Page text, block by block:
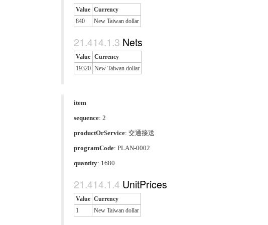
Value Currency
840
New Taiwan dollar
Nets
Value Currency
19320 New Taiwan dollar
item
sequence: 2
productOrService: 交通接送
programCode: PLAN-0002
quantity: 1680
UnitPrices
Value Currency
1
New Taiwan dollar